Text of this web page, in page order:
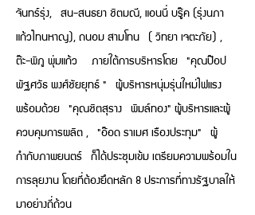
จันทร์รุ่ง, สน-สนธยา ชิตมณี, แอนนี่ บรู๊ค (รุ่งนภา
แก้วไทนหาญ), ถนอม สามโทน ( วิทยา เจตะภัย) ,
ต๊ะ-พิภู พุ่มแก้ว ภายใต้การบริหารโดย "คุณป๊อป
พัฐศวัธ พงศ์ชัยยุทธ์ " ผู้บริหารหนุ่มรุ่นใหม่ไฟแรง
พร้อมด้วย "คุณชิตสุราง พิมล์ทอง" ผู้บริหารและผู้
ควบคุมการผลิต , "อ๊อด ราเมศ เรืองประทุม" ผู้
กำกับภาพยนตร์ ก็ได้ประชุมเข้ม เตรียมความพร้อมใน
การลุยงาน โดยที่ต้องยึดหลัก 8 ประการที่ทางรัฐบาลให้
มาอย่างถี่ถ้วน